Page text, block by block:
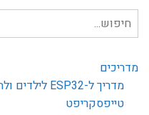
חיפוש
עבור:
מדריכים
מדריך ל-ESP32 לילדים ולהורים מאפס
טייפסקריפט